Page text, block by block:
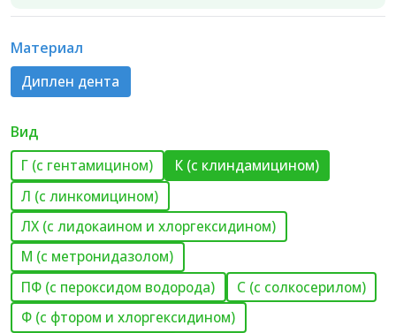
Материал
Диплен дента
Вид
Г (с гентамицином)
К (с клиндамицином)
Л (с линкомицином)
ЛХ (с лидокаином и хлоргексидином)
М (с метронидазолом)
ПФ (с пероксидом водорода)
С (с солкосерилом)
Ф (с фтором и хлоргексидином)